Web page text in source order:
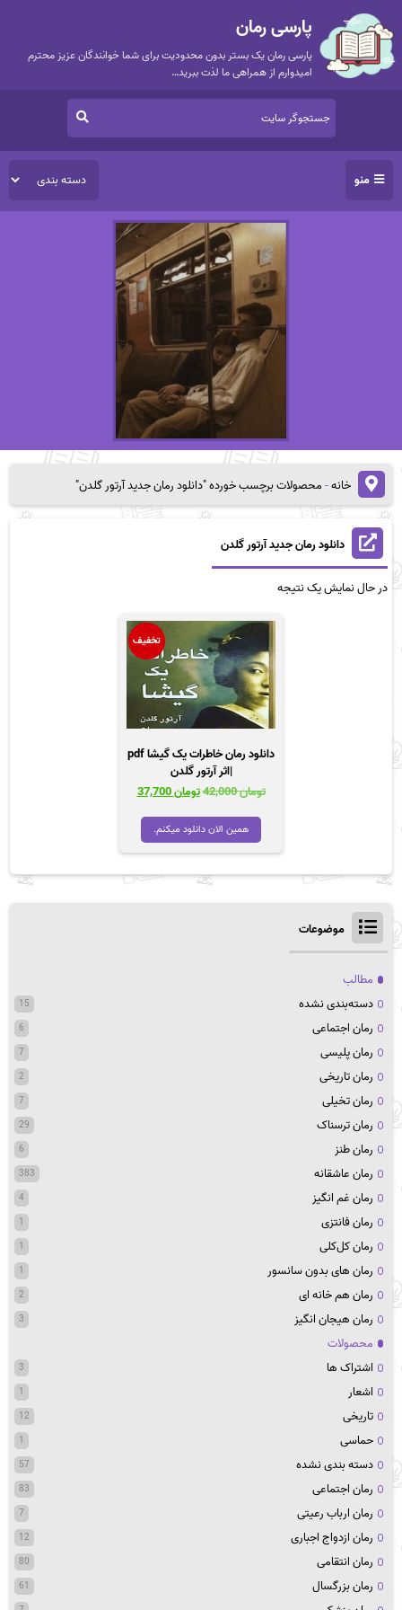
پارسی رمان
پارسی رمان یک بستر بدون محدودیت برای شما خوانندگان عزیز محترم
امیدوارم از همراهی ما لذت ببرید…
منو
خانه-محصولات برچسب خورده "دانلود رمان جدید آرتور گلدن"
دانلود رمان جدید آرتور گلدن
در حال نمایش یک نتیجه
تخفیف
دانلود رمان خاطرات یک گیشا pdf
|اثر آرتور گلدن
تومان42,000
قیمت
تومان 42,000
بود.
تومان37,700
قیمت
همین الان دانلود میکنم.
موضوعات
مطالب
دسته‌بندی نشده
15
رمان اجتماعی 6
رمان پلیسی 7
رمان تاریخی 2
رمان تخیلی 7
رمان ترسناک 29
رمان طنز 6
رمان عاشقانه 383
رمان غم انگیز 4
رمان فانتزی 1
رمان کل‌کلی 1
رمان های بدون سانسور 1
رمان هم خانه ای 2
رمان هیجان انگیز 3
محصولات
اشتراک ها
3
اشعار 1
تاریخی 12
حماسی 1
دسته بندی نشده 57
رمان اجتماعی 83
رمان ارباب رعیتی 7
رمان ازدواج اجباری 12
رمان انتقامی 80
رمان بزرگسال 61